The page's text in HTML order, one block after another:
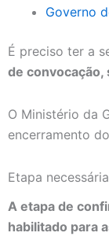
Governo
É preciso ter a
de
O Ministério da
encerramento
Etapa necessária
A etapa de
habilitado para